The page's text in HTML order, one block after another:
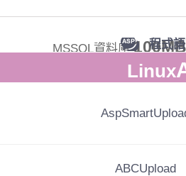
MSSQL資料庫
費用(年
程式
Linux
ABCUpload